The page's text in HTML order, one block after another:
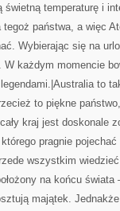
świetną temperaturę i
państwa, a więc
Wybierając się na
każdym momencie
to
to piękne
kraj jest doskonale
pragnie
wszystkim
na końcu
majątek.